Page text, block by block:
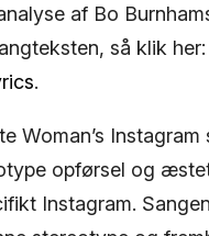
af Bo
så klik her:
.
Woman’s
opførsel og
Instagram.